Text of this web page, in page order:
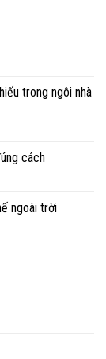
trong ngôi nhà
cách
ngoài trời